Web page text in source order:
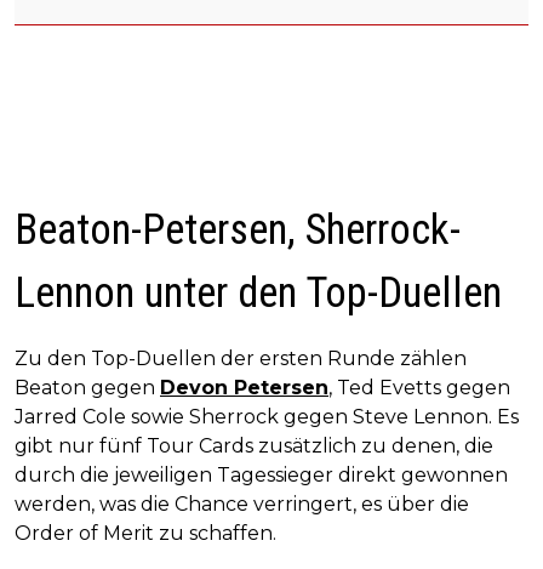
Beaton-Petersen, Sherrock-
Lennon unter den Top-Duellen
Zu den Top-Duellen der ersten Runde zählen
Beaton gegen Devon Petersen, Ted Evetts gegen
Jarred Cole sowie Sherrock gegen Steve Lennon. Es
gibt nur fünf Tour Cards zusätzlich zu denen, die
durch die jeweiligen Tagessieger direkt gewonnen
werden, was die Chance verringert, es über die
Order of Merit zu schaffen.